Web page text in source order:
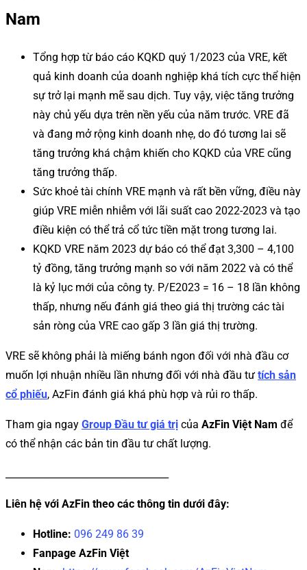
Nam
Tổng hợp từ báo cáo KQKD quý 1/2023 của VRE, kết
quả kinh doanh của doanh nghiệp khá tích cực thể hiện
sự trở lại mạnh mẽ sau dịch. Tuy vậy, việc tăng trưởng
này chủ yếu dựa trên nền yếu của năm trước. VRE đã
và đang mở rộng kinh doanh nhẹ, do đó tương lai sẽ
tăng trưởng khá chậm khiến cho KQKD của VRE cũng
tăng trưởng thấp.
Sức khoẻ tài chính VRE mạnh và rất bền vững, điều này
giúp VRE miễn nhiễm với lãi suất cao 2022-2023 và tạo
điều kiện có thể trả cổ tức tiền mặt trong tương lai.
KQKD VRE năm 2023 dự báo có thể đạt 3,300 – 4,100
tỷ đồng, tăng trưởng mạnh so với năm 2022 và có thể
là kỷ lục mới của công ty. P/E2023 = 16 – 18 lần không
thấp, nhưng nếu đánh giá theo giá thị trường các tài
sản ròng của VRE cao gấp 3 lần giá thị trường.
VRE sẽ không phải là miếng bánh ngon đối với nhà đầu cơ
muốn lợi nhuận nhiều lần nhưng đối với nhà đầu tư tích sản
cổ phiếu, AzFin đánh giá khá phù hợp và rủi ro thấp.
Tham gia ngay Group Đầu tư giá trị của AzFin Việt Nam để
có thể nhận các bản tin đầu tư chất lượng.
Liên hệ với AzFin theo các thông tin dưới đây:
Hotline: 096 249 86 39
Fanpage AzFin Việt